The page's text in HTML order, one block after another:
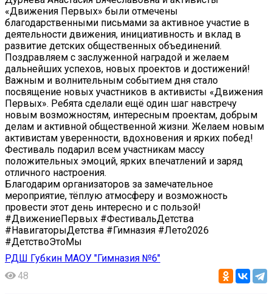
«Движения Первых» были отмечены
благодарственными письмами за активное участие в
деятельности движения, инициативность и вклад в
развитие детских общественных объединений.
Поздравляем с заслуженной наградой и желаем
дальнейших успехов, новых проектов и достижений!
Важным и волнительным событием дня стало
посвящение новых участников в активисты «Движения
Первых». Ребята сделали ещё один шаг навстречу
новым возможностям, интересным проектам, добрым
делам и активной общественной жизни. Желаем новым
активистам уверенности, вдохновения и ярких побед!
Фестиваль подарил всем участникам массу
положительных эмоций, ярких впечатлений и заряд
отличного настроения.
Благодарим организаторов за замечательное
мероприятие, тёплую атмосферу и возможность
провести этот день интересно и с пользой!
#ДвижениеПервых #ФестивальДетства
#НавигаторыДетства #Гимназия #Лето2026
#ДетствоЭтоМы ️
РДШ Губкин МАОУ "Гимназия №6"
48